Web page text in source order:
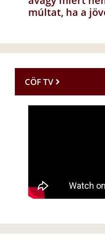
múltat, ha a
CÖF TV